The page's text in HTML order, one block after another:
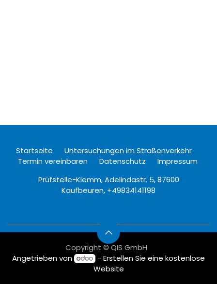
Startseite
Untersuchungen im Straßenverkehr
Termin vereinbaren
Datenschutz
Impressum
Prüfstelle-Klemm, Adelindastr. 5, 87600
Kaufbeuren, +49834141198
Copyright © QIS GmbH
Angetrieben von
- Erstellen Sie eine kostenlose
Website